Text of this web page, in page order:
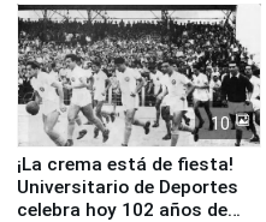
10
¡La crema está de fiesta!
Universitario de Deportes
celebra hoy 102 años de